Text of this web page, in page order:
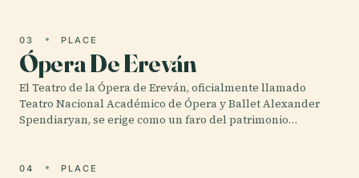
03 PLACE
Ópera De Ereván
El Teatro de la Ópera de Ereván, oficialmente llamado
Teatro Nacional Académico de Ópera y Ballet Alexander
Spendiaryan, se erige como un faro del patrimonio…
04 PLACE